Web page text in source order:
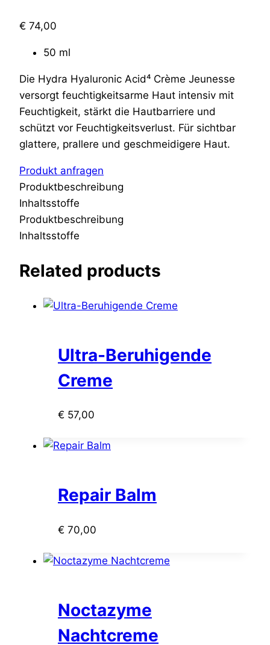
€ 74,00
50 ml
Die Hydra Hyaluronic Acid⁴ Crème Jeunesse
versorgt feuchtigkeitsarme Haut intensiv mit
Feuchtigkeit, stärkt die Hautbarriere und
schützt vor Feuchtigkeitsverlust. Für sichtbar
glattere, prallere und geschmeidigere Haut.
Produkt anfragen
Produktbeschreibung
Inhaltsstoffe
Produktbeschreibung
Inhaltsstoffe
Related products
Ultra-Beruhigende
Creme
€ 57,00
Repair Balm
€ 70,00
Noctazyme
Nachtcreme